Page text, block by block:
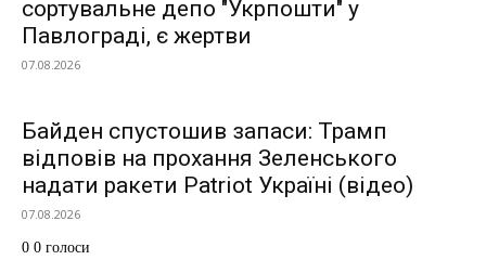
сортувальне депо "Укрпошти" у
Павлограді, є жертви
07.08.2026
Байден спустошив запаси: Трамп
відповів на прохання Зеленського
надати ракети Patriot Україні (відео)
07.08.2026
0 0 голоси